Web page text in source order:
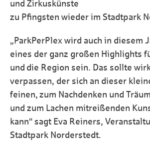
und Zirkuskünste
zu Pfingsten wieder im Stadtpark
„ParkPerPlex wird auch in diesem
eines der ganz großen Highlights
und die Region sein. Das sollte
verpassen, der sich an dieser
feinen, zum Nachdenken und
und zum Lachen mitreißenden
kann“ sagt Eva Reiners,
Stadtpark Norderstedt.